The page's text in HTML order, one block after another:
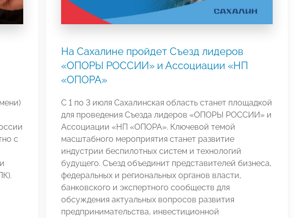
с
На Сахалине пройдет Съезд лидеров
«ОПОРЫ РОССИИ» и Ассоциации «НП
«ОПОРА»
С 1 по 3 июля Сахалинская область станет площадкой
для проведения Съезда лидеров «ОПОРЫ РОССИИ» и
Ассоциации «НП «ОПОРА». Ключевой темой
масштабного мероприятия станет развитие
индустрии беспилотных систем и технологий
будущего. Съезд объединит представителей бизнеса,
федеральных и региональных органов власти,
банковского и экспертного сообществ для
обсуждения актуальных вопросов развития
предпринимательства, инвестиционной